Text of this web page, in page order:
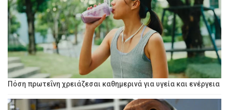
Πόση πρωτεΐνη χρειάζεσαι καθημερινά για υγεία και ενέργεια